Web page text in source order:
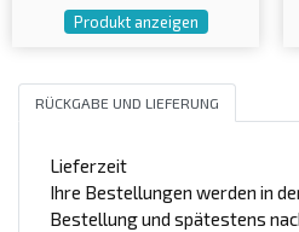
Produkt anzeigen
RÜCKGABE UND LIEFERUNG
Lieferzeit
Ihre Bestellungen werden in
Bestellung und spätestens